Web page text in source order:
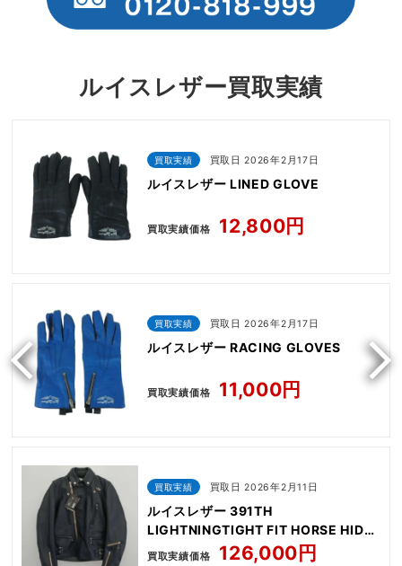
ルイスレザー買取実績
買取実績 買取日 2026年2月17日
ルイスレザー LINED GLOVE
買取実績価格 12,800円
買取実績 買取日 2026年2月17日
ルイスレザー RACING GLOVES
買取実績価格 11,000円
買取実績 買取日 2026年2月11日
ルイスレザー 391TH
LIGHTNINGTIGHT FIT HORSE HIDE
NAVY
買取実績価格 126,000円